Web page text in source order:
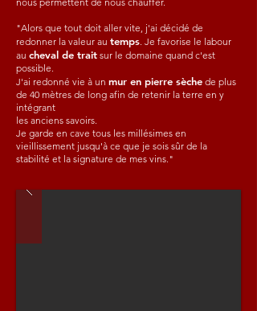
"Alors que tout doit aller vite, j'ai décidé de
redonner la valeur au temps. Je favorise le labour
au cheval de trait sur le domaine quand c'est
possible.
J'ai redonné vie à un mur en pierre sèche de plus
de 40 mètres de long afin de retenir la terre en y
intégrant
les anciens savoirs.
Je garde en cave tous les millésimes en
vieillissement jusqu'à ce que je sois sûr de la
stabilité et la signature de mes vins."